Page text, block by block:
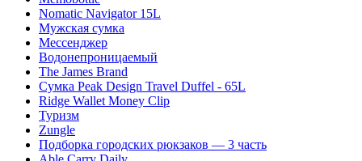
Nomatic Navigator 15L
Мужская сумка
Мессенджер
Водонепроницаемый
The James Brand
Сумка Peak Design Travel Duffel - 65L
Ridge Wallet Money Clip
Туризм
Zungle
Подборка городских рюкзаков — 3 часть